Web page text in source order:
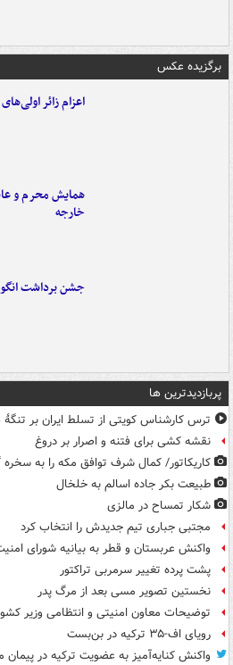
برگزیده عکس
اعزام زائر
همایش محرم و
خارجه
جشن برداشت
پربازدیدترین ها
ترس کارشناس کویتی از تسلط ایران بر تنگۀ
نقشه کشی برای فتنه و اصرار بر دروغ
کاریکاتور/ کمال شرف توافق مکه را به
طبیعت بکر جاده اسالم به خلخال
شکار تمساح در مالزی
مجتبی جباری تیم جدیدش را انتخاب کرد
واکنش عربستان و قطر به بیانیه شورای
پشت پرده تغییر سرمربی تراکتور
نخستین تصویر مسی بعد از مرگ پدر
توضیحات معاون امنیتی و انتظامی وزیر
رویای اف-۳۵ ترکیه در بن‌بست
واکنش کنایه‌آمیز به عضویت ترکیه در